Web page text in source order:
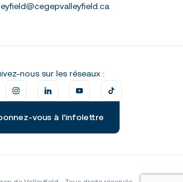
nous sur les réseaux :
vous à l’infolettre